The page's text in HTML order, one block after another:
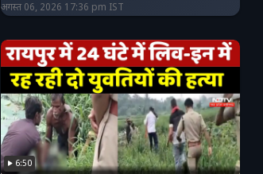
अगस्त 06, 2026 17:36 pm IST
6:50